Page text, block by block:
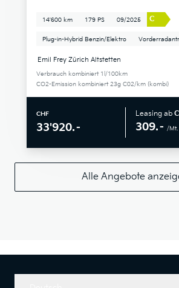
14'600 km 179 PS 09/2025 C
Plug-in-Hybrid Benzin/Elektro
Emil Frey Zürich Altstetten
Verbrauch kombiniert 1l/100km
CO2-Emission kombiniert 23g C02/km (kombi)
CHF
33'920.–
Leasing ab
309.– /Mt.
Alle Angebote